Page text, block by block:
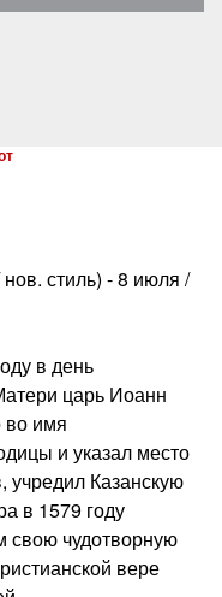
стиль) - 8 июля /
в день
царь Иоанн
во имя
и указал место
учредил Казанскую
в 1579 году
свою чудотворную
вере